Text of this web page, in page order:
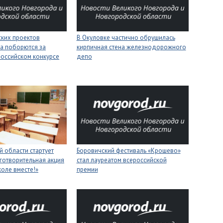
проектов
поборются за
конкурсе
В Окуловке частично обрушилась
кирпичная стена железнодорожного
депо
стартует
акция
вместе!»
Боровичский фестиваль «Крошево»
стал лауреатом всероссийской
премии